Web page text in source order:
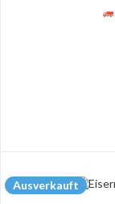
Ausverkauft